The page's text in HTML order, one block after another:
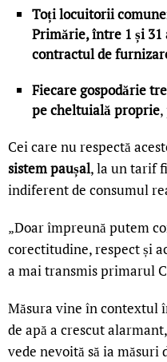
Toți locuitorii
Primărie, între 1 și 31
contractul de
Fiecare gospodărie
pe cheltuială proprie,
Cei care nu respectă
sistem paușal, la un tarif
indiferent de consumul
„Doar împreună putem
corectitudine, respect și
a mai transmis primarul
Măsura vine în contextul
de apă a crescut
vede nevoită să ia